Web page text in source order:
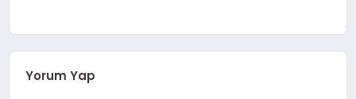
Yorum Yap